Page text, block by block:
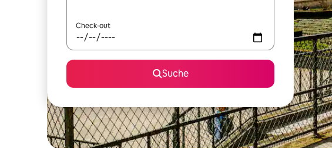
Check-out
Suche